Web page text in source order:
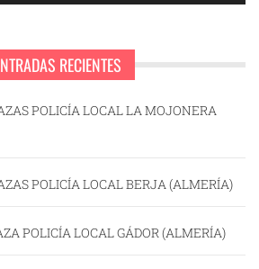
RECIENTES
POLICÍA LOCAL LA MOJONERA
POLICÍA LOCAL BERJA (ALMERÍA)
POLICÍA LOCAL GÁDOR (ALMERÍA)